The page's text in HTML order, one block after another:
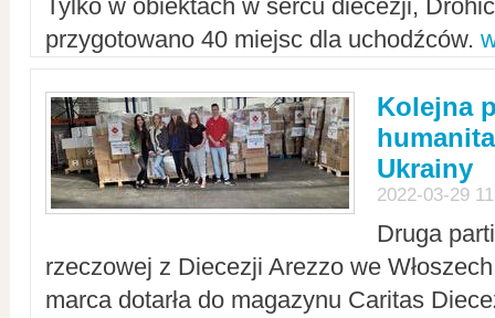
Tylko w obiektach w sercu diecezji,
przygotowano 40 miejsc dla uchodźców.
Kolejna
Ukrainy
2022-03-29
Druga
rzeczowej z Diecezji Arezzo we
marca dotarła do magazynu Caritas